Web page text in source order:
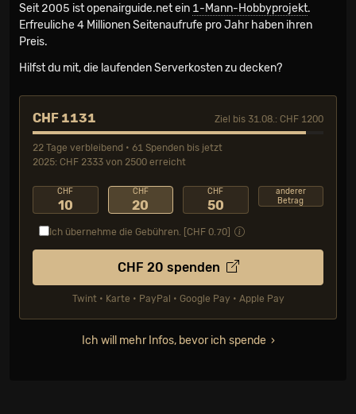
Seit 2005 ist openairguide.net ein 1-Mann-Hobbyprojekt.
Erfreuliche 4 Millionen Seiten­aufrufe pro Jahr haben ihren
Preis.
Hilfst du mit, die laufenden Serverkosten zu decken?
CHF 1131 Ziel bis 31.08.: CHF 1200
22 Tage verbleibend • 61 Spenden bis jetzt
2025: CHF 2333 von 2500 erreicht
CHF
10
CHF
20
CHF
50
anderer
Betrag
Ich übernehme die Gebühren. [CHF 0.70]
CHF 20 spenden
Twint • Karte • PayPal • Google Pay • Apple Pay
Ich will mehr Infos, bevor ich spende